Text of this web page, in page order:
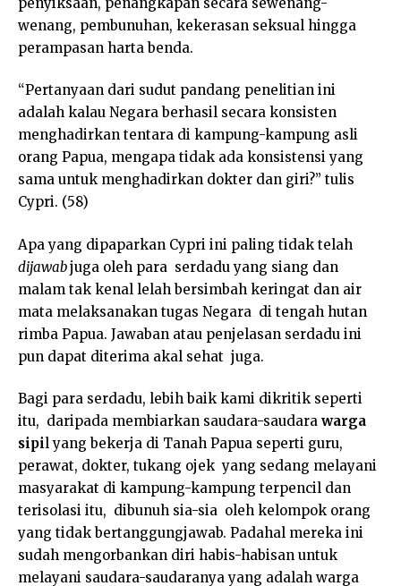
wenang, pembunuhan, kekerasan seksual hingga
perampasan harta benda.
“Pertanyaan dari sudut pandang penelitian ini
adalah kalau Negara berhasil secara konsisten
menghadirkan tentara di kampung-kampung asli
orang Papua, mengapa tidak ada konsistensi yang
sama untuk menghadirkan dokter dan giri?” tulis
Cypri. (58)
Apa yang dipaparkan Cypri ini paling tidak telah
dijawabjuga oleh para serdadu yang siang dan
malam tak kenal lelah bersimbah keringat dan air
mata melaksanakan tugas Negara di tengah hutan
rimba Papua. Jawaban atau penjelasan serdadu ini
pun dapat diterima akal sehat juga.
Bagi para serdadu, lebih baik kami dikritik seperti
itu, daripada membiarkan saudara-saudara warga
sipil yang bekerja di Tanah Papua seperti guru,
perawat, dokter, tukang ojek yang sedang melayani
masyarakat di kampung-kampung terpencil dan
terisolasi itu, dibunuh sia-sia oleh kelompok orang
yang tidak bertanggungjawab. Padahal mereka ini
sudah mengorbankan diri habis-habisan untuk
melayani saudara-saudaranya yang adalah warga